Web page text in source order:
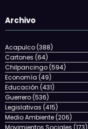
Archivo
Acapulco(388)
Cartones (64)
Chilpancingo(594)
Economía (49)
Educación (431)
Guerrero(536)
Legislativas (415)
Medio Ambiente(206)
Movimientos Sociales (173)